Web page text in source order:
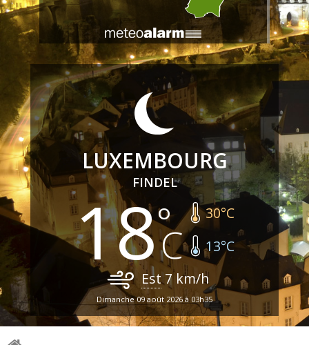
LUXEMBOURG
FINDEL
18 30°C
13°C
Est7 km/h
Dimanche 09 août 2026 à 03h35